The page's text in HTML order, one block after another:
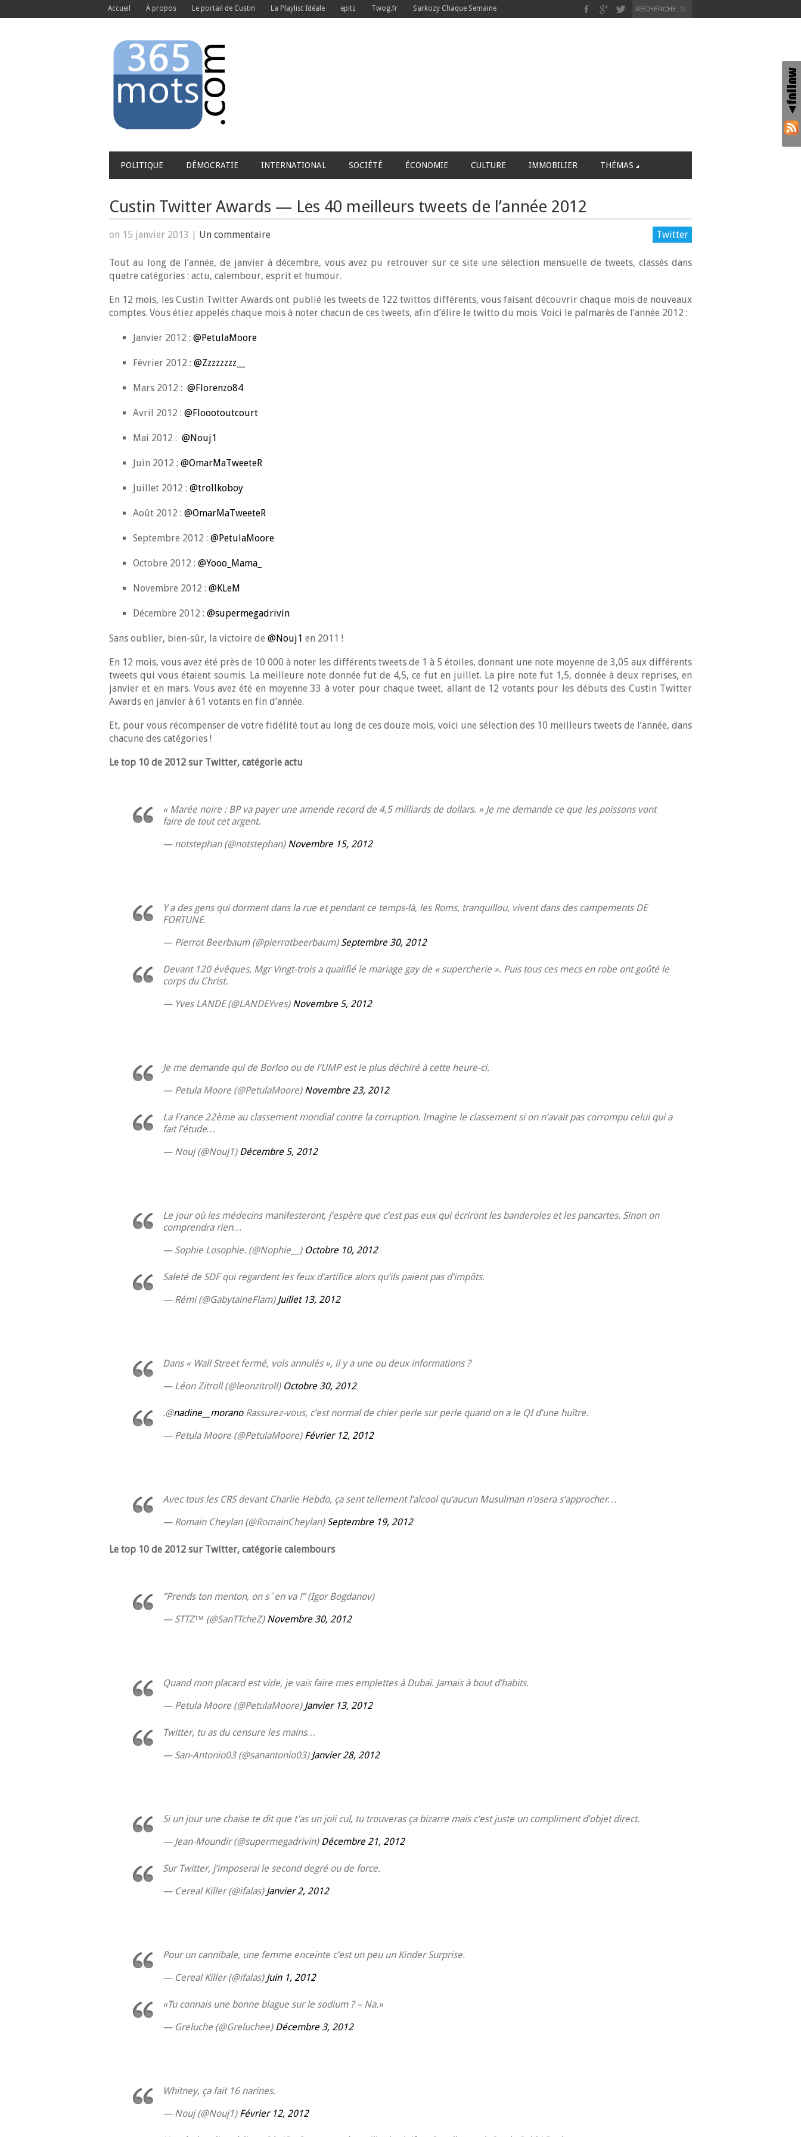
Accueil À propos Le portail de Custin La Playlist Idéale epitz Twog.fr Sarkozy Chaque Semaine
POLITIQUE DÉMOCRATIE INTERNATIONAL SOCIÉTÉ ÉCONOMIE CULTURE IMMOBILIER THÉMAS
Custin Twitter Awards — Les 40 meilleurs tweets de l’année 2012
on 15 janvier 2013 | Un commentaire Twitter
Tout au long de l’année, de janvier à décembre, vous avez pu retrouver sur ce site une sélection mensuelle de tweets, classés dans
quatre catégories : actu, calembour, esprit et humour.
En 12 mois, les Custin Twitter Awards ont publié les tweets de 122 twittos différents, vous faisant découvrir chaque mois de nouveaux
comptes. Vous étiez appelés chaque mois à noter chacun de ces tweets, afin d’élire le twitto du mois. Voici le palmarès de l’année 2012 :
Janvier 2012 : @PetulaMoore
Février 2012 : @Zzzzzzzz__
Mars 2012 : @Florenzo84
Avril 2012 : @Floootoutcourt
Mai 2012 : @Nouj1
Juin 2012 : @OmarMaTweeteR
Juillet 2012 : @trollkoboy
Août 2012 : @OmarMaTweeteR
Septembre 2012 : @PetulaMoore
Octobre 2012 : @Yooo_Mama_
Novembre 2012 : @KLeM
Décembre 2012 : @supermegadrivin
Sans oublier, bien-sûr, la victoire de @Nouj1 en 2011 !
En 12 mois, vous avez été près de 10 000 à noter les différents tweets de 1 à 5 étoiles, donnant une note moyenne de 3,05 aux différents
tweets qui vous étaient soumis. La meilleure note donnée fut de 4,5, ce fut en juillet. La pire note fut 1,5, donnée à deux reprises, en
janvier et en mars. Vous avez été en moyenne 33 à voter pour chaque tweet, allant de 12 votants pour les débuts des Custin Twitter
Awards en janvier à 61 votants en fin d’année.
Et, pour vous récompenser de votre fidélité tout au long de ces douze mois, voici une sélection des 10 meilleurs tweets de l’année, dans
chacune des catégories !
Le top 10 de 2012 sur Twitter, catégorie actu
« Marée noire : BP va payer une amende record de 4,5 milliards de dollars. » Je me demande ce que les poissons vont
faire de tout cet argent.
— notstephan (@notstephan) Novembre 15, 2012
Y a des gens qui dorment dans la rue et pendant ce temps-là, les Roms, tranquillou, vivent dans des campements DE
FORTUNE.
— Pierrot Beerbaum (@pierrotbeerbaum) Septembre 30, 2012
Devant 120 évêques, Mgr Vingt-trois a qualifié le mariage gay de « supercherie ». Puis tous ces mecs en robe ont goûté le
corps du Christ.
— Yves LANDE (@LANDEYves) Novembre 5, 2012
Je me demande qui de Borloo ou de l’UMP est le plus déchiré à cette heure-ci.
— Petula Moore (@PetulaMoore) Novembre 23, 2012
La France 22ème au classement mondial contre la corruption. Imagine le classement si on n’avait pas corrompu celui qui a
fait l’étude…
— Nouj (@Nouj1) Décembre 5, 2012
Le jour où les médecins manifesteront, j’espère que c’est pas eux qui écriront les banderoles et les pancartes. Sinon on
comprendra rien…
— Sophie Losophie. (@Nophie__) Octobre 10, 2012
Saleté de SDF qui regardent les feux d’artifice alors qu’ils paient pas d’impôts.
— Rémi (@GabytaineFlam) Juillet 13, 2012
Dans « Wall Street fermé, vols annulés », il y a une ou deux informations ?
— Léon Zitroll (@leonzitroll) Octobre 30, 2012
.@nadine__moranoRassurez-vous, c’est normal de chier perle sur perle quand on a le QI d’une huître.
— Petula Moore (@PetulaMoore) Février 12, 2012
Avec tous les CRS devant Charlie Hebdo, ça sent tellement l’alcool qu’aucun Musulman n’osera s’approcher…
— Romain Cheylan (@RomainCheylan) Septembre 19, 2012
Le top 10 de 2012 sur Twitter, catégorie calembours
”Prends ton menton, on s´en va !” (Igor Bogdanov)
— STTZ™ (@SanTTcheZ) Novembre 30, 2012
Quand mon placard est vide, je vais faire mes emplettes à Dubaï. Jamais à bout d’habits.
— Petula Moore (@PetulaMoore) Janvier 13, 2012
Twitter, tu as du censure les mains…
— San-Antonio03 (@sanantonio03) Janvier 28, 2012
Si un jour une chaise te dit que t’as un joli cul, tu trouveras ça bizarre mais c’est juste un compliment d’objet direct.
— Jean-Moundir (@supermegadrivin) Décembre 21, 2012
Sur Twitter, j’imposerai le second degré ou de force.
— Cereal Killer (@ifalas) Janvier 2, 2012
Pour un cannibale, une femme enceinte c’est un peu un Kinder Surprise.
— Cereal Killer (@ifalas) Juin 1, 2012
«Tu connais une bonne blague sur le sodium ? – Na.»
— Greluche (@Greluchee) Décembre 3, 2012
Whitney, ça fait 16 narines.
— Nouj (@Nouj1) Février 12, 2012